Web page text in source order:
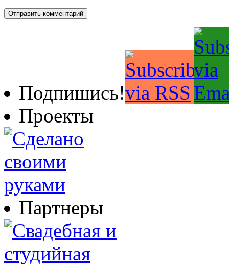
Подпишись!
Проекты
Партнеры